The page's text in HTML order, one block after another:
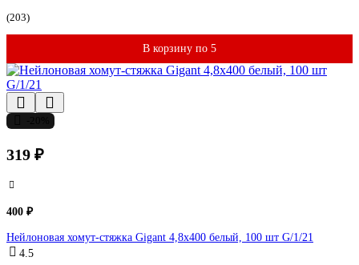
(203)
В корзину по 5
319 ₽
400 ₽
Нейлоновая хомут-стяжка Gigant 4,8х400 белый, 100 шт G/1/21
4.5